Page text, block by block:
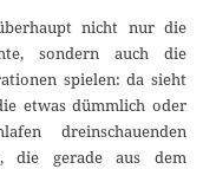
nicht nur die
sondern auch die
spielen: da sieht
etwas dümmlich oder
dreinschauenden
die gerade aus dem